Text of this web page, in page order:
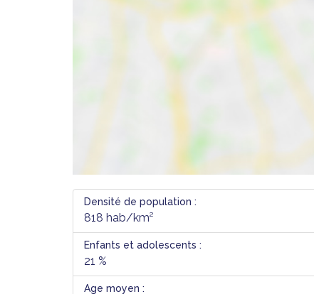
Densité de population :
818 hab/km²
Enfants et adolescents :
21 %
Age moyen :